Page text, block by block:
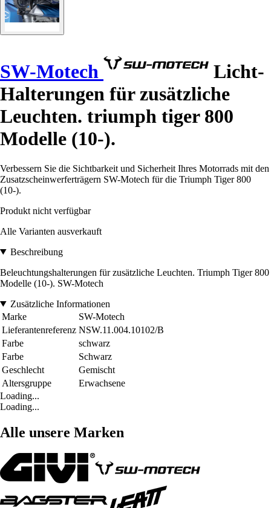
SW-Motech
Licht-
Halterungen für zusätzliche
Leuchten. triumph tiger 800
Modelle (10-).
Verbessern Sie die Sichtbarkeit und Sicherheit Ihres Motorrads mit den
Zusatzscheinwerferträgern SW-Motech für die Triumph Tiger 800
(10-).
Produkt nicht verfügbar
Alle Varianten ausverkauft
Beschreibung
Beleuchtungshalterungen für zusätzliche Leuchten. Triumph Tiger 800
Modelle (10-). SW-Motech
Zusätzliche Informationen
Marke
SW-Motech
Lieferantenreferenz NSW.11.004.10102/B
Farbe
schwarz
Farbe
Schwarz
Geschlecht
Gemischt
Altersgruppe
Erwachsene
Loading...
Loading...
Alle unsere Marken